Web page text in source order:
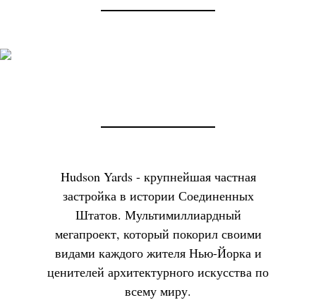
Hudson Yards - крупнейшая частная
застройка в истории Соединенных
Штатов. Мультимиллиардный
мегапроект, который покорил своими
видами каждого жителя Нью-Йорка и
ценителей архитектурного искусства по
всему миру.